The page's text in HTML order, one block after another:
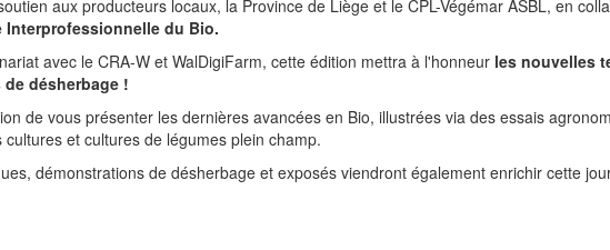
aux producteurs locaux, la Province de Liège et le CPL-Végémar ASBL, en
du Bio.
avec le CRA-W et WalDigiFarm, cette édition mettra à l'honneur les nouvelles
désherbage !
de vous présenter les dernières avancées en Bio, illustrées via des essais
et cultures de légumes plein champ.
démonstrations de désherbage et exposés viendront également enrichir cette